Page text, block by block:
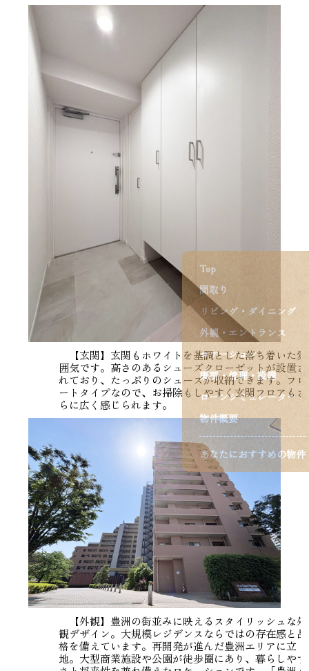
Top
間取り
リビング・ダイニング
外観・エントランス
ロケーション
概要・管理・設備
ローンシミュレーター
物件概要
あなたにおすすめの物件
【玄関】玄関もホワイトを基調とした落ち着いた雰
囲気です。高さのあるシューズクローゼットが設置さ
れており、たっぷりのシューズが収納できます。フロ
ートタイプなので、お掃除もしやすく玄関フロアもさ
らに広く感じられます。
【外観】豊洲の街並みに映えるスタイリッシュな外
観デザイン。大規模レジデンスならではの存在感と品
格を備えています。再開発が進んだ豊洲エリアに立
地。大型商業施設や公園が徒歩圏にあり、暮らしやす